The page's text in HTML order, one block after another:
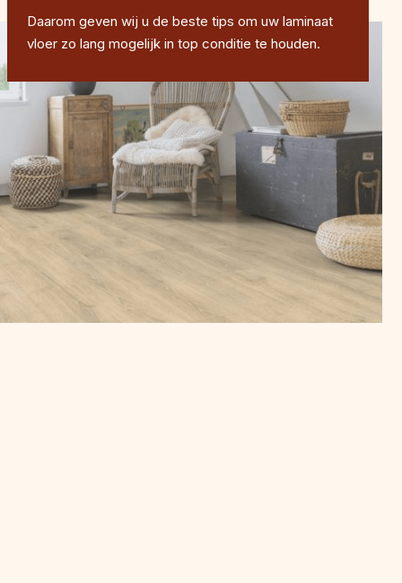
Daarom geven wij u de beste tips om uw laminaat
vloer zo lang mogelijk in top conditie te houden.